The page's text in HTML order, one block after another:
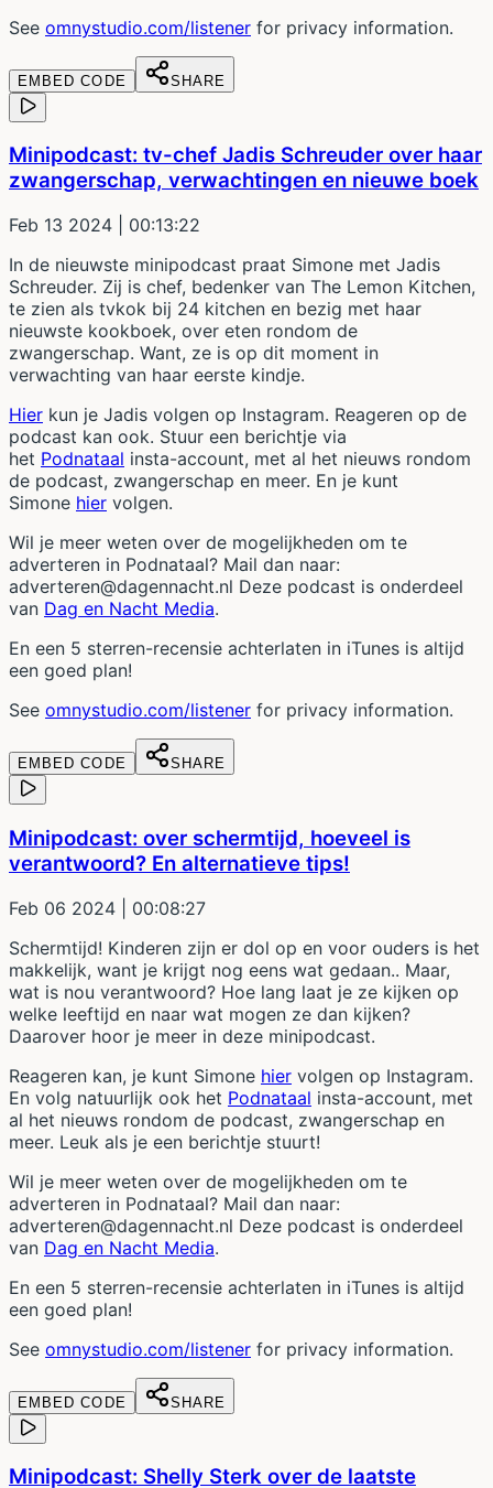
See omnystudio.com/listener for privacy information.
EMBED CODE SHARE
Minipodcast: tv-chef Jadis Schreuder over haar
zwangerschap, verwachtingen en nieuwe boek
Feb 13 2024 | 00:13:22
In de nieuwste minipodcast praat Simone met Jadis
Schreuder. Zij is chef, bedenker van The Lemon Kitchen,
te zien als tvkok bij 24 kitchen en bezig met haar
nieuwste kookboek, over eten rondom de
zwangerschap. Want, ze is op dit moment in
verwachting van haar eerste kindje.
Hier kun je Jadis volgen op Instagram. Reageren op de
podcast kan ook. Stuur een berichtje via
het Podnataal insta-account, met al het nieuws rondom
de podcast, zwangerschap en meer. En je kunt
Simone hier volgen.
Wil je meer weten over de mogelijkheden om te
adverteren in Podnataal? Mail dan naar:
adverteren@dagennacht.nl Deze podcast is onderdeel
van Dag en Nacht Media.
En een 5 sterren-recensie achterlaten in iTunes is altijd
een goed plan!
See omnystudio.com/listener for privacy information.
EMBED CODE SHARE
Minipodcast: over schermtijd, hoeveel is
verantwoord? En alternatieve tips!
Feb 06 2024 | 00:08:27
Schermtijd! Kinderen zijn er dol op en voor ouders is het
makkelijk, want je krijgt nog eens wat gedaan.. Maar,
wat is nou verantwoord? Hoe lang laat je ze kijken op
welke leeftijd en naar wat mogen ze dan kijken?
Daarover hoor je meer in deze minipodcast.
Reageren kan, je kunt Simone hier volgen op Instagram.
En volg natuurlijk ook het Podnataal insta-account, met
al het nieuws rondom de podcast, zwangerschap en
meer. Leuk als je een berichtje stuurt!
Wil je meer weten over de mogelijkheden om te
adverteren in Podnataal? Mail dan naar:
adverteren@dagennacht.nl Deze podcast is onderdeel
van Dag en Nacht Media.
En een 5 sterren-recensie achterlaten in iTunes is altijd
een goed plan!
See omnystudio.com/listener for privacy information.
EMBED CODE SHARE
Minipodcast: Shelly Sterk over de laatste